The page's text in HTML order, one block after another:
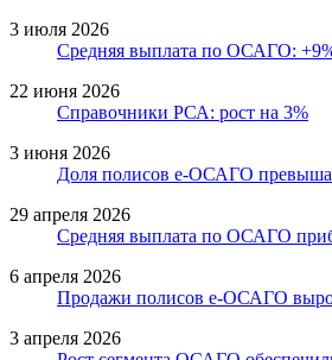
3 июля 2026
Средняя выплата по ОСАГО:
22 июня 2026
Справочники РСА: рост на 3%
3 июня 2026
Доля полисов е-ОСАГО
29 апреля 2026
Средняя выплата по ОСАГО
6 апреля 2026
Продажи полисов е-ОСАГО
3 апреля 2026